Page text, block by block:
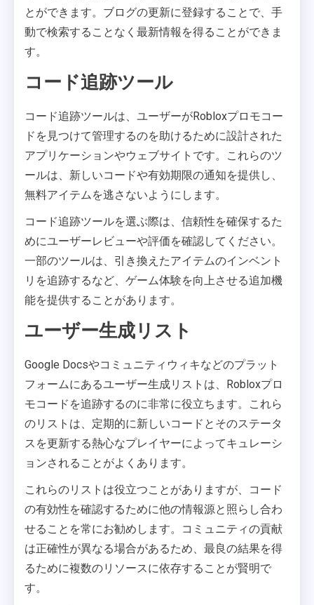
とができます。ブログの更新に登録することで、手
動で検索することなく最新情報を得ることができま
す。
コード追跡ツール
コード追跡ツールは、ユーザーがRobloxプロモコー
ドを見つけて管理するのを助けるために設計された
アプリケーションやウェブサイトです。これらのツ
ールは、新しいコードや有効期限の通知を提供し、
無料アイテムを逃さないようにします。
コード追跡ツールを選ぶ際は、信頼性を確保するた
めにユーザーレビューや評価を確認してください。
一部のツールは、引き換えたアイテムのインベント
リを追跡するなど、ゲーム体験を向上させる追加機
能を提供することがあります。
ユーザー生成リスト
Google Docsやコミュニティウィキなどのプラット
フォームにあるユーザー生成リストは、Robloxプロ
モコードを追跡するのに非常に役立ちます。これら
のリストは、定期的に新しいコードとそのステータ
スを更新する熱心なプレイヤーによってキュレーシ
ョンされることがよくあります。
これらのリストは役立つことがありますが、コード
の有効性を確認するために他の情報源と照らし合わ
せることを常にお勧めします。コミュニティの貢献
は正確性が異なる場合があるため、最良の結果を得
るために複数のリソースに依存することが賢明で
す。